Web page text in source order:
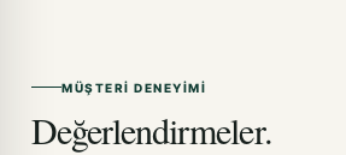
MÜŞTERI DENEYIMI
Değerlendirmeler.